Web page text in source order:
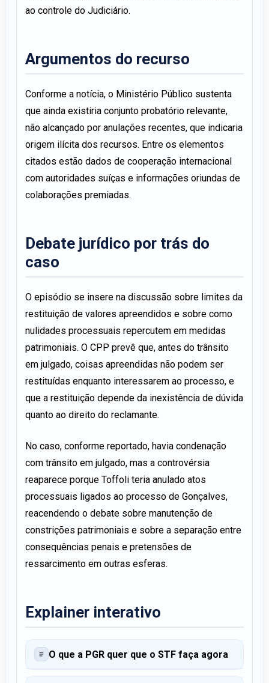
ao controle do Judiciário.
Argumentos do recurso
Conforme a notícia, o Ministério Público sustenta
que ainda existiria conjunto probatório relevante,
não alcançado por anulações recentes, que indicaria
origem ilícita dos recursos. Entre os elementos
citados estão dados de cooperação internacional
com autoridades suíças e informações oriundas de
colaborações premiadas.
Debate jurídico por trás do
caso
O episódio se insere na discussão sobre limites da
restituição de valores apreendidos e sobre como
nulidades processuais repercutem em medidas
patrimoniais. O CPP prevê que, antes do trânsito
em julgado, coisas apreendidas não podem ser
restituídas enquanto interessarem ao processo, e
que a restituição depende da inexistência de dúvida
quanto ao direito do reclamante.
No caso, conforme reportado, havia condenação
com trânsito em julgado, mas a controvérsia
reaparece porque Toffoli teria anulado atos
processuais ligados ao processo de Gonçalves,
reacendendo o debate sobre manutenção de
constrições patrimoniais e sobre a separação entre
consequências penais e pretensões de
ressarcimento em outras esferas.
Explainer interativo
O que a PGR quer que o STF faça agora